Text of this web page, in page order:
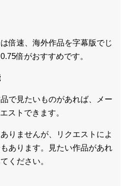
倍速、海外作品を字幕版でじ
倍がおすすめです。
で見たいものがあれば、
メー
スト できます。
りませんが、リクエストによ
あります。見たい作品があれ
ください。